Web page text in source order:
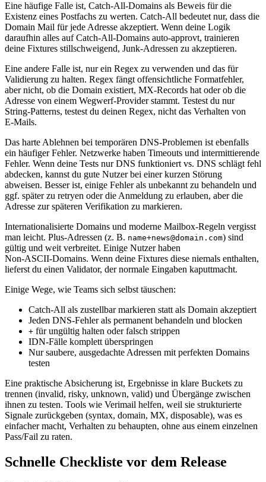
Eine häufige Falle ist, Catch‑All‑Domains als Beweis für die
Existenz eines Postfachs zu werten. Catch‑All bedeutet nur, dass die
Domain Mail für jede Adresse akzeptiert. Wenn deine Logik
daraufhin alles auf Catch‑All‑Domains auto‑approvt, trainieren
deine Fixtures stillschweigend, Junk‑Adressen zu akzeptieren.
Eine andere Falle ist, nur ein Regex zu verwenden und das für
Validierung zu halten. Regex fängt offensichtliche Formatfehler,
aber nicht, ob die Domain existiert, MX‑Records hat oder ob die
Adresse von einem Wegwerf‑Provider stammt. Testest du nur
String‑Patterns, testest du deinen Regex, nicht das Verhalten von
E‑Mails.
Das harte Ablehnen bei temporären DNS‑Problemen ist ebenfalls
ein häufiger Fehler. Netzwerke haben Timeouts und intermittierende
Fehler. Wenn deine Tests nur DNS funktioniert vs. DNS schlägt fehl
abdecken, kannst du gute Nutzer bei einer kurzen Störung
abweisen. Besser ist, einige Fehler als unbekannt zu behandeln und
ggf. später zu retryen oder die Anmeldung zu erlauben, aber die
Adresse zur späteren Verifikation zu markieren.
Internationalisierte Domains und moderne Mailbox‑Regeln vergisst
man leicht. Plus‑Adressen (z. B. name+news@domain.com) sind
gültig und weit verbreitet. Einige Nutzer haben
Non‑ASCII‑Domains. Wenn deine Fixtures diese niemals enthalten,
lieferst du einen Validator, der normale Eingaben kaputtmacht.
Einige Wege, wie Teams sich selbst täuschen:
Catch‑All als zustellbar markieren statt als Domain akzeptiert
Jeden DNS‑Fehler als permanent behandeln und blocken
+ für ungültig halten oder falsch strippen
IDN‑Fälle komplett überspringen
Nur saubere, ausgedachte Adressen mit perfekten Domains
testen
Eine praktische Absicherung ist, Ergebnisse in klare Buckets zu
trennen (invalid, risky, unknown, valid) und Übergänge zwischen
ihnen zu testen. Tools wie Verimail helfen, weil sie strukturierte
Signale zurückgeben (syntax, domain, MX, disposable), was es
einfacher macht, Verhalten zu behaupten, ohne aus einem einzelnen
Pass/Fail zu raten.
Schnelle Checkliste vor dem Release